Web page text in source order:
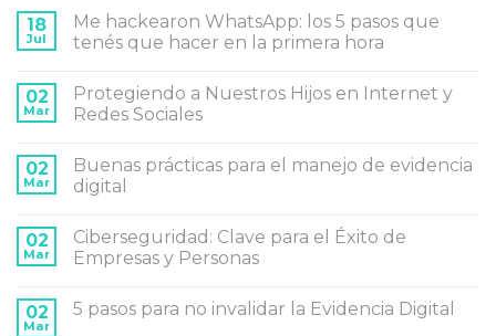
18
Jul
Me hackearon WhatsApp: los 5 pasos que
tenés que hacer en la primera hora
comentarios
en
Me
los
5
pasos
que
hacer
en
hora
02
Mar
Protegiendo a Nuestros Hijos en Internet y
Redes Sociales
comentarios
en
Protegiendo
Hijos
en
Internet
Sociales
02
Mar
Buenas prácticas para el manejo de evidencia
digital
comentarios
en
Buenas
el
manejo
02
Mar
Ciberseguridad: Clave para el Éxito de
Empresas y Personas
comentarios
02
Mar
5 pasos para no invalidar la Evidencia Digital